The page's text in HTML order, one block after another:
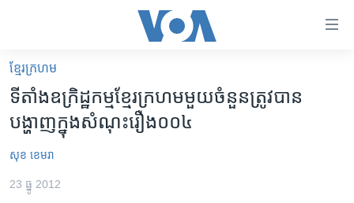
គេហទំព័រ​
ទាក់ទង
និង​
ទំព័រ​
ហេឡូវីអូអេ
ខ្មែរ​ក្រហម
ទី​​​តាំង​​​ឧក្រិដ្ឋកម្ម​​​ខ្មែរ​​​ក្រហម​​​មួយ​​​ចំនួន​​​ត្រូវ​​​បាន​​​
បង្ហាញ​​​ក្នុង​​​សំណុះរឿង​​​០០៤
សុខ ខេមរា
23 ធ្នូ 2012